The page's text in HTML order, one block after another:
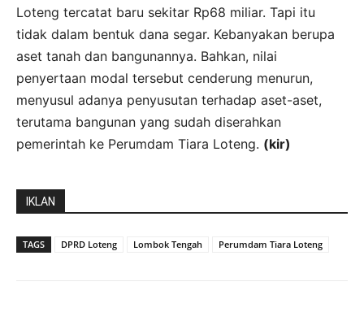
Loteng tercatat baru sekitar Rp68 miliar. Tapi itu
tidak dalam bentuk dana segar. Kebanyakan berupa
aset tanah dan bangunannya. Bahkan, nilai
penyertaan modal tersebut cenderung menurun,
menyusul adanya penyusutan terhadap aset-aset,
terutama bangunan yang sudah diserahkan
pemerintah ke Perumdam Tiara Loteng. (kir)
IKLAN
TAGS DPRD Loteng Lombok Tengah Perumdam Tiara Loteng